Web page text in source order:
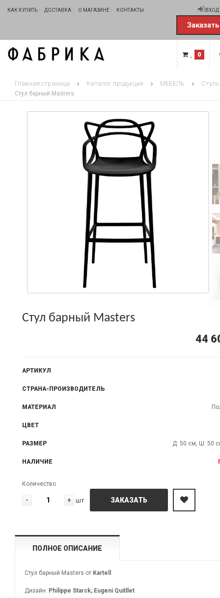
КАК КУПИТЬ ДОСТАВКА О МАГАЗИНЕ КОНТАКТЫ ВХОД
0
Главная страница Каталог продукции МЕБЕЛЬ
Стул барный Masters
Стул барный Masters
44
АРТИКУЛ
СТРАНА-ПРОИЗВОДИТЕЛЬ
МАТЕРИАЛ
ЦВЕТ
РАЗМЕР Д: 50 см, Ш: 50
НАЛИЧИЕ
Количество
- + шт ЗАКАЗАТЬ
ПОЛНОЕ ОПИСАНИЕ
Стул барный Masters от Kartell
Дизайн: Philippe Starck, Eugeni Quitllet